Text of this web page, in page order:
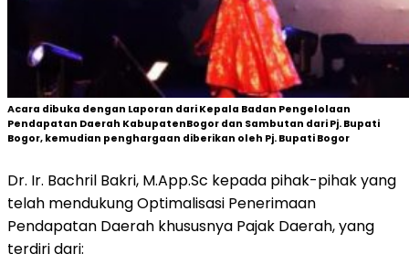
Acara dibuka dengan Laporan dari Kepala Badan Pengelolaan
Pendapatan Daerah KabupatenBogor dan Sambutan dari Pj. Bupati
Bogor, kemudian penghargaan diberikan oleh Pj. Bupati Bogor
Dr. Ir. Bachril Bakri, M.App.Sc kepada pihak-pihak yang
telah mendukung Optimalisasi Penerimaan
Pendapatan Daerah khususnya Pajak Daerah, yang
terdiri dari: